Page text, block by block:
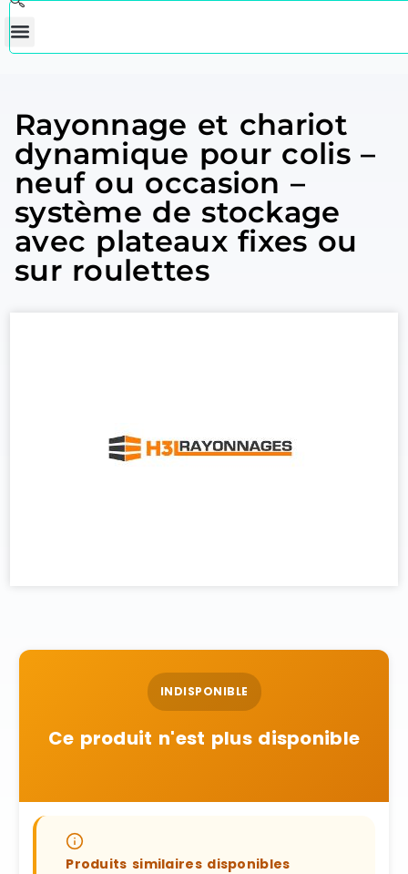
Rayonnage et chariot
dynamique pour colis –
neuf ou occasion –
système de stockage
avec plateaux fixes ou
sur roulettes
INDISPONIBLE
Ce produit n'est plus disponible
Produits similaires disponibles